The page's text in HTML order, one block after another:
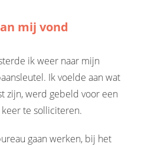
mij vond
ik weer naar mijn
Ik voelde aan wat
zijn, werd gebeld voor een
te solliciteren.
gaan werken, bij het